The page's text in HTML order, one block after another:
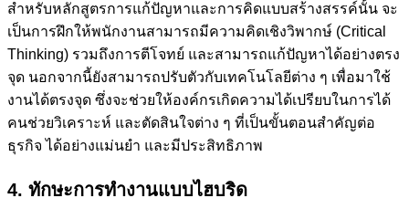
สำหรับหลักสูตรการแก้ปัญหาและการคิดแบบสร้างสรรค์นั้น จะ
เป็นการฝึกให้พนักงานสามารถมีความคิดเชิงวิพากษ์ (Critical
Thinking) รวมถึงการตีโจทย์ และสามารถแก้ปัญหาได้อย่างตรง
จุด นอกจากนี้ยังสามารถปรับตัวกับเทคโนโลยีต่าง ๆ เพื่อมาใช้
งานได้ตรงจุด ซึ่งจะช่วยให้องค์กรเกิดความได้เปรียบในการได้
คนช่วยวิเคราะห์ และตัดสินใจต่าง ๆ ที่เป็นขั้นตอนสำคัญต่อ
ธุรกิจ ได้อย่างแม่นยำ และมีประสิทธิภาพ
4. ทักษะการทำงานแบบไฮบริด